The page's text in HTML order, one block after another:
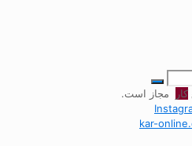
کار
مجاز است.